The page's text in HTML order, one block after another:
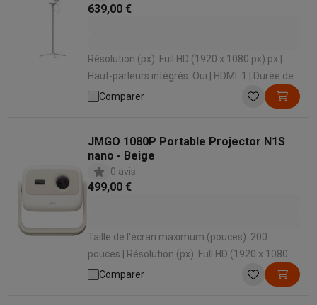
639,00 €
Résolution (px): Full HD (1920 x 1080 px) px |
Haut-parleurs intégrés: Oui | HDMI: 1 | Durée de
vie de la lampe normale (h): 30000 h | Hauteur
Comparer
JMGO 1080P Portable Projector N1S
nano - Beige
0 avis
499,00 €
Taille de l'écran maximum (pouces): 200
pouces | Résolution (px): Full HD (1920 x 1080
px) px | Wi-Fi: Oui | Haut-parleurs intégrés: Oui |
Comparer